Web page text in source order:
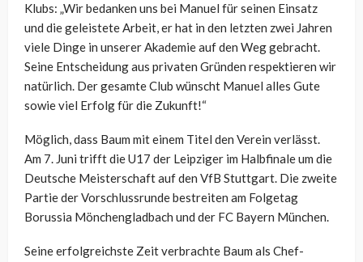
Klubs: „Wir bedanken uns bei Manuel für seinen Einsatz
und die geleistete Arbeit, er hat in den letzten zwei Jahren
viele Dinge in unserer Akademie auf den Weg gebracht.
Seine Entscheidung aus privaten Gründen respektieren wir
natürlich. Der gesamte Club wünscht Manuel alles Gute
sowie viel Erfolg für die Zukunft!“
Möglich, dass Baum mit einem Titel den Verein verlässt.
Am 7. Juni trifft die U17 der Leipziger im Halbfinale um die
Deutsche Meisterschaft auf den VfB Stuttgart. Die zweite
Partie der Vorschlussrunde bestreiten am Folgetag
Borussia Mönchengladbach und der FC Bayern München.
Seine erfolgreichste Zeit verbrachte Baum als Chef-